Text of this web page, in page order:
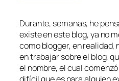
Durante, semanas, he
existe en este blog, ya no
como blogger, en realidad,
en trabajar sobre el blog,
el nombre, el cual